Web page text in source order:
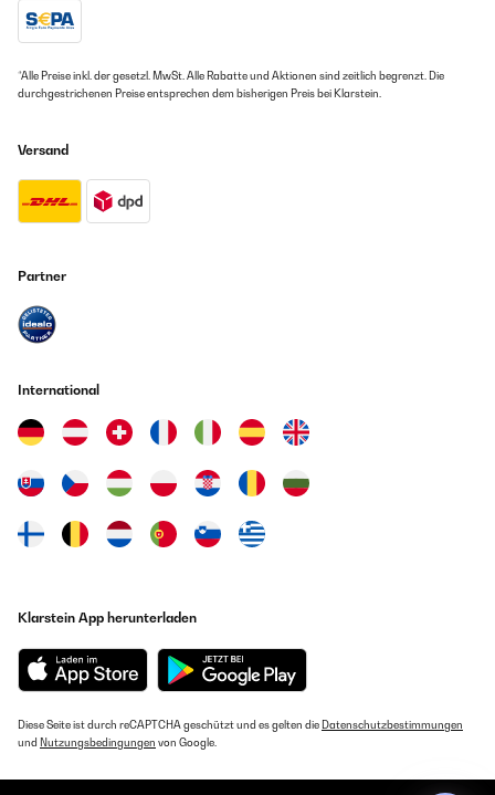
*Alle Preise inkl. der gesetzl. MwSt. Alle Rabatte und Aktionen sind zeitlich begrenzt. Die
durchgestrichenen Preise entsprechen dem bisherigen Preis bei Klarstein.
Versand
Partner
International
Klarstein App herunterladen
Diese Seite ist durch reCAPTCHA geschützt und es gelten die Datenschutzbestimmungen
und Nutzungsbedingungen von Google.